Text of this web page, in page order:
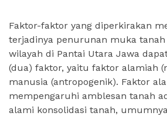
Faktor-faktor yang diperkirakan
terjadinya penurunan muka
wilayah di Pantai Utara Jawa
(dua) faktor, yaitu faktor alamiah
manusia (antropogenik). Faktor
mempengaruhi amblesan tanah
alami konsolidasi tanah,